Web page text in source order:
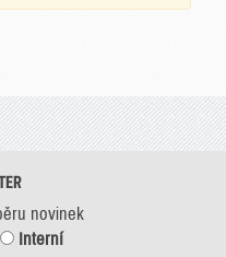
novinek
Interní